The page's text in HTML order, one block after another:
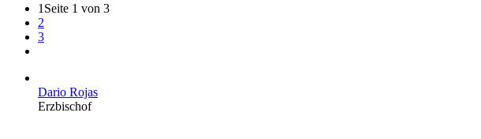
1 Seite 1 von 3
2
3
Dario Rojas
Erzbischof